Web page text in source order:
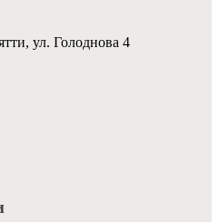
ул. Голоднова 4